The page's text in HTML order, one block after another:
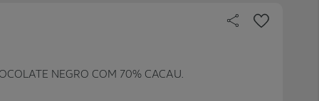
NEGRO COM 70% CACAU.